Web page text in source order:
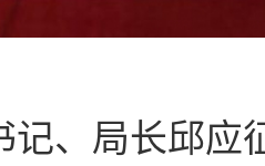
、局长邱应